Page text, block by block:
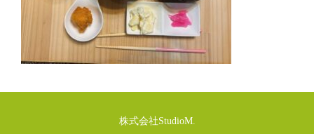
株式会社StudioM.